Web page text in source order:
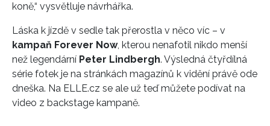
koně,“ vysvětluje návrhářka.
Láska k jízdě v sedle tak přerostla v něco víc – v
kampaň Forever Now, kterou nenafotil nikdo menší
než legendární Peter Lindbergh. Výsledná čtyřdílná
série fotek je na stránkách magazínů k vidění právě ode
dneška. Na ELLE.cz se ale už teď můžete podívat na
video z backstage kampaně.